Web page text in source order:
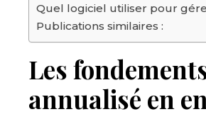
Quel logiciel utiliser pour
Publications similaires :
Les
annualisé en